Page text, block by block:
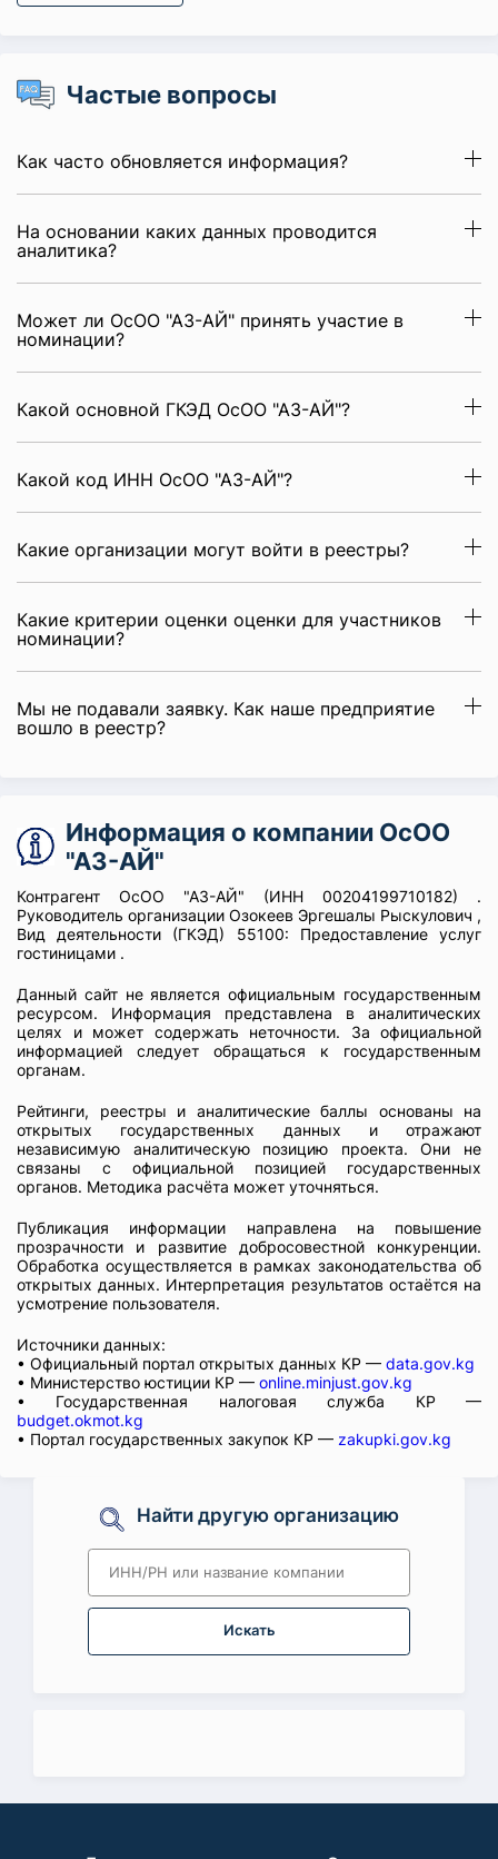
Частые вопросы
Как часто обновляется информация?
На основании каких данных проводится
аналитика?
Может ли ОсОО "АЗ-АЙ" принять участие в
номинации?
Какой основной ГКЭД ОсОО "АЗ-АЙ"?
Какой код ИНН ОсОО "АЗ-АЙ"?
Какие организации могут войти в реестры?
Какие критерии оценки оценки для участников
номинации?
Мы не подавали заявку. Как наше предприятие
вошло в реестр?
Информация о компании ОсОО
"АЗ-АЙ"
Контрагент ОсОО "АЗ-АЙ" (ИНН 00204199710182) .
Руководитель организации Озокеев Эргешалы Рыскулович ,
Вид деятельности (ГКЭД) 55100: Предоставление услуг
гостиницами .
Данный сайт не является официальным государственным
ресурсом. Информация представлена в аналитических
целях и может содержать неточности. За официальной
информацией следует обращаться к государственным
органам.
Рейтинги, реестры и аналитические баллы основаны на
открытых государственных данных и отражают
независимую аналитическую позицию проекта. Они не
связаны с официальной позицией государственных
органов. Методика расчёта может уточняться.
Публикация информации направлена на повышение
прозрачности и развитие добросовестной конкуренции.
Обработка осуществляется в рамках законодательства об
открытых данных. Интерпретация результатов остаётся на
усмотрение пользователя.
Источники данных:
• Официальный портал открытых данных КР — data.gov.kg
• Министерство юстиции КР — online.minjust.gov.kg
• Государственная налоговая служба КР —
budget.okmot.kg
• Портал государственных закупок КР — zakupki.gov.kg
Найти другую организацию
Искать